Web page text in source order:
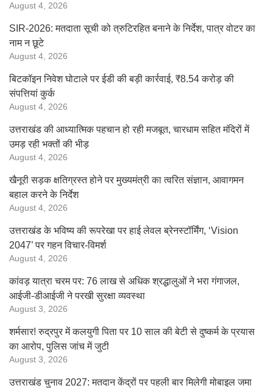
August 4, 2026
SIR-2026: मतदाता सूची को त्रुटिरहित बनाने के निर्देश, पात्र वोटर का
नाम न छूटे
August 4, 2026
बिटकॉइन निवेश घोटाले पर ईडी की बड़ी कार्रवाई, ₹8.54 करोड़ की
संपत्तियां कुर्क
August 4, 2026
उत्तराखंड की आध्यात्मिक पहचान हो रही मजबूत, चारधाम सहित मंदिरों में
उमड़ रही भक्तों की भीड़
August 4, 2026
खैनूरी सड़क क्षतिग्रस्त होने पर मुख्यमंत्री का त्वरित संज्ञान, आवागमन
बहाल करने के निर्देश
August 4, 2026
उत्तराखंड के भविष्य की रूपरेखा पर हाई लेवल ब्रेनस्टॉर्मिंग, ‘Vision
2047’ पर गहन विचार-विमर्श
August 4, 2026
कांवड़ यात्रा चरम पर: 76 लाख से अधिक श्रद्धालुओं ने भरा गंगाजल,
आईजी-डीआईजी ने परखी सुरक्षा व्यवस्था
August 3, 2026
शर्मसार! रुद्रपुर में कलयुगी पिता पर 10 साल की बेटी से दुष्कर्म के प्रयास
का आरोप, पुलिस जांच में जुटी
August 3, 2026
उत्तराखंड चुनाव 2027: मतदान केंद्रों पर पहली बार मिलेगी मोबाइल जमा